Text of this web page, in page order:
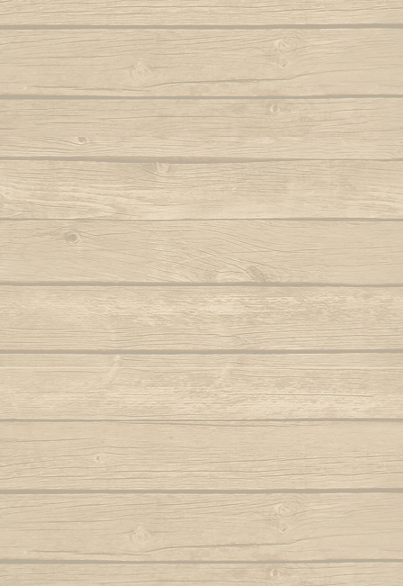
Dendê
Dende mare
Dona Maria como vai você
E caminhador
Autor : Mestre Ramos (Senzala)
E da nossa cor
E e e Viola
Autor : Mestre Kim
E hoje tem capoeira
Autor : Mestre Camisa (Abada)
E la la eh la eh la
Autor : Mestre Esquilo
E marinheiro
Autor : Fala Mansa (Capoeira Abada)
Eh Bahia
Autor : Mestre Boneco Canta
Ela e linda a Capoeira
Autor : Mestre Capu
Ela te chama (Capoeira vem)
Autor : Contra-Mestre Chicão
Samba
Saudade
Autor : Boa
Autor : Mestre
Se
Mestre
Ser
Autor :
Autor :
Sou